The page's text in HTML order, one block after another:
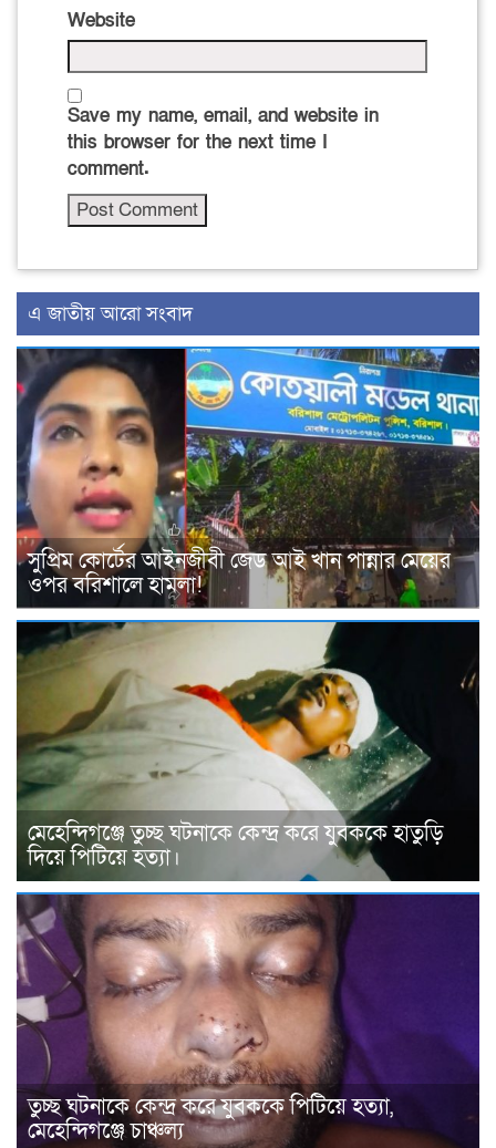
Website
Save my name, email, and website in
this browser for the next time I
comment.
এ জাতীয় আরো সংবাদ
সুপ্রিম কোর্টের আইনজীবী জেড আই খান পান্নার মেয়ের
ওপর বরিশালে হামলা!
মেহেন্দিগঞ্জে তুচ্ছ ঘটনাকে কেন্দ্র করে যুবককে হাতুড়ি
দিয়ে পিটিয়ে হত্যা।
তুচ্ছ ঘটনাকে কেন্দ্র করে যুবককে পিটিয়ে হত্যা,
মেহেন্দিগঞ্জে চাঞ্চল্য